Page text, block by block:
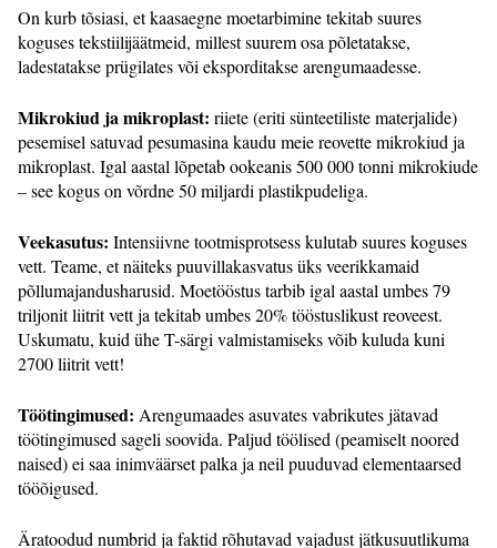
On kurb tõsiasi, et kaasaegne moetarbimine tekitab suures
koguses tekstiilijäätmeid, millest suurem osa põletatakse,
ladestatakse prügilates või eksporditakse arengumaadesse.
Mikrokiud ja mikroplast: riiete (eriti sünteetiliste materjalide)
pesemisel satuvad pesumasina kaudu meie reovette mikrokiud ja
mikroplast. Igal aastal lõpetab ookeanis 500 000 tonni mikrokiude
– see kogus on võrdne 50 miljardi plastikpudeliga.
Veekasutus: Intensiivne tootmisprotsess kulutab suures koguses
vett. Teame, et näiteks puuvillakasvatus üks veerikkamaid
põllumajandusharusid. Moetööstus tarbib igal aastal umbes 79
triljonit liitrit vett ja tekitab umbes 20% tööstuslikust reoveest.
Uskumatu, kuid ühe T-särgi valmistamiseks võib kuluda kuni
2700 liitrit vett!
Töötingimused: Arengumaades asuvates vabrikutes jätavad
töötingimused sageli soovida. Paljud töölised (peamiselt noored
naised) ei saa inimväärset palka ja neil puuduvad elementaarsed
tööõigused.
Äratoodud numbrid ja faktid rõhutavad vajadust jätkusuutlikuma